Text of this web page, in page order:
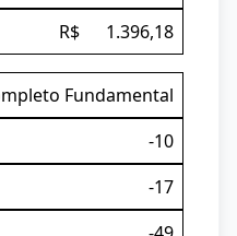
R$ 1.396,18
Fundamental
-10
-17